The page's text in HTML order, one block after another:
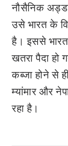
नौसैनिक
उसे भारत के
है। इससे भारत
खतरा पैदा हो
कब्जा होने से
म्यांमार और
रहा है।